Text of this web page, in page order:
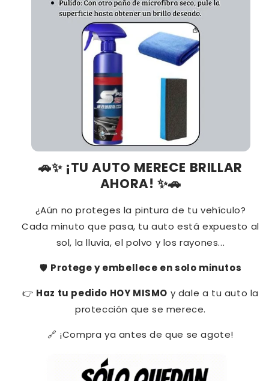
🚗✨¡TU AUTO MERECE BRILLAR
AHORA! ✨🚗
¿Aún no proteges la pintura de tu vehículo?
Cada minuto que pasa, tu auto está expuesto al
sol, la lluvia, el polvo y los rayones...
🛡️ Protege y embellece en solo minutos
👉 Haz tu pedido HOY MISMO y dale a tu auto la
protección que se merece.
🔗 ¡Compra ya antes de que se agote!